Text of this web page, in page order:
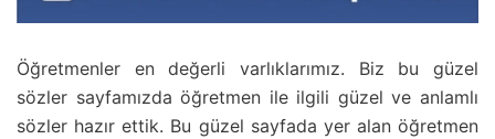
Öğretmenler en değerli varlıklarımız. Biz bu güzel
sözler sayfamızda öğretmen ile ilgili güzel ve anlamlı
sözler hazır ettik. Bu güzel sayfada yer alan öğretmen